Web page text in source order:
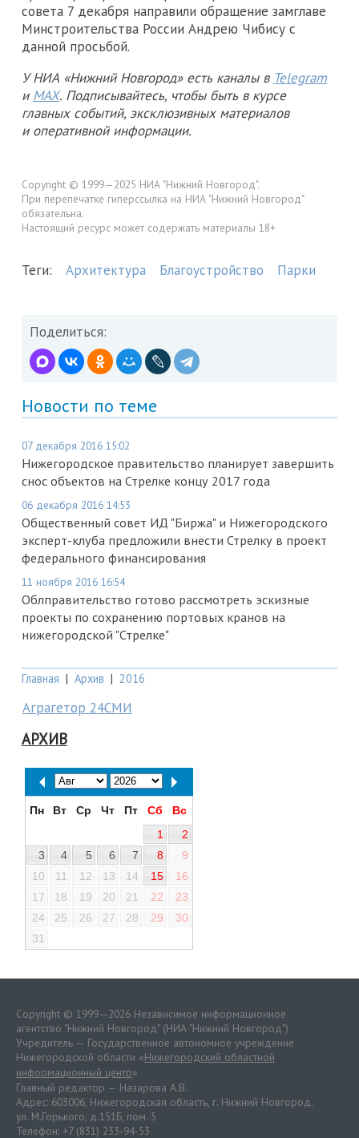
совета 7 декабря направили обращение замглаве
Минстроительства России Андрею Чибису с
данной просьбой.
У НИА «Нижний Новгород» есть каналы в Telegram
и MAX. Подписывайтесь, чтобы быть в курсе
главных событий, эксклюзивных материалов
и оперативной информации.
Copyright © 1999—2025 НИА "Нижний Новгород".
При перепечатке гиперссылка на НИА "Нижний Новгород"
обязательна.
Настоящий ресурс может содержать материалы 18+
Теги: Архитектура Благоустройство Парки
Поделиться:
Новости по теме
07 декабря 2016 15:02
Нижегородское правительство планирует завершить
снос объектов на Стрелке концу 2017 года
06 декабря 2016 14:53
Общественный совет ИД "Биржа" и Нижегородского
эксперт-клуба предложили внести Стрелку в проект
федерального финансирования
11 ноября 2016 16:54
Облправительство готово рассмотреть эскизные
проекты по сохранению портовых кранов на
нижегородской "Стрелке"
Главная | Архив | 2016
Аграгетор 24СМИ
АРХИВ
Пн Вт Ср Чт Пт Сб
Вс
1
2
3
4 5 6 7 8
9
10
11 12 13 14 15
16
17
18 19 20 21 22
23
24
25 26 27 28 29
30
31
Copyright © 1999—2026 Независимое информационное
агентство "Нижний Новгород" (НИА "Нижний Новгород")
Учредитель — Государственное автономное учреждение
Нижегородской области «Нижегородский областной
информационный центр»
Главный редактор — Назарова А.В.
Адрес: 603006, Нижегородская область, г. Нижний Новгород.
ул. М.Горького, д.151Б, пом. 5
Телефон: +7 (831) 233-94-53